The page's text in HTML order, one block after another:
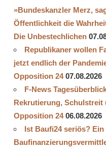
»Bundeskanzler Merz,
Öffentlichkeit die
Die Unbestechlichen
Republikaner wollen
jetzt endlich der
Opposition 24 07.08.2026
F-News
Rekrutierung, Schulstreit
Opposition 24 06.08.2026
Ist Baufi24 seriös?